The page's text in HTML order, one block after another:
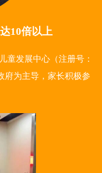
10倍以上
童发展中心（注册号：
府为主导，家长积极参